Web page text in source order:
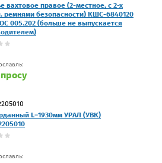
вахтовое правое (2-местное, с 2-х
ремнями безопасности) КШС-6840120
005.202 (больше не выпускается
L=1930мм УРАЛ (УВК)